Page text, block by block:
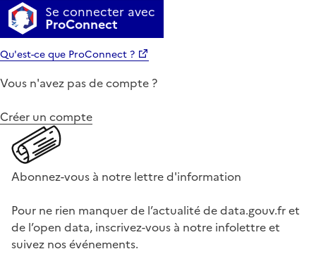
Se connecter avec
ProConnect
Qu'est-ce que ProConnect ?
Vous n'avez pas de compte ?
Créer un compte
Abonnez-vous à notre lettre d'information
Pour ne rien manquer de l’actualité de data.gouv.fr et
de l’open data, inscrivez-vous à notre infolettre et
suivez nos événements.